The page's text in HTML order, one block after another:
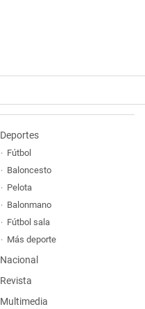
Deportes
Fútbol
Baloncesto
Pelota
Balonmano
Fútbol sala
Más deporte
Nacional
Revista
Multimedia